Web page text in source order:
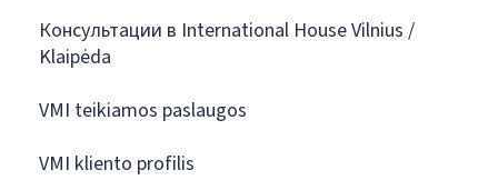
Консультации в International House Vilnius /
Klaipėda
VMI teikiamos paslaugos
VMI kliento profilis